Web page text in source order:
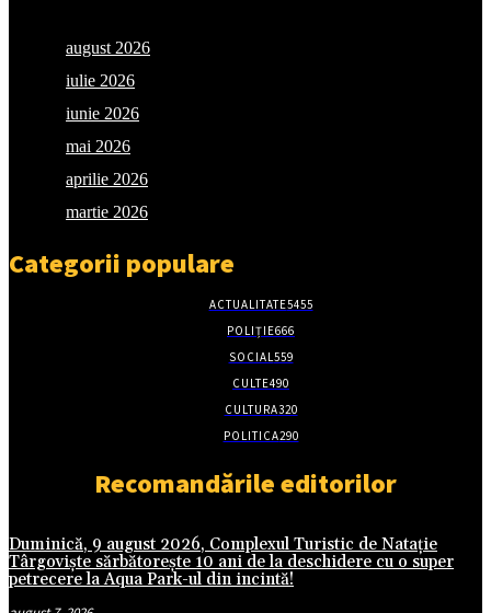
august 2026
iulie 2026
iunie 2026
mai 2026
aprilie 2026
martie 2026
Categorii populare
ACTUALITATE5455
POLIȚIE666
SOCIAL 559
CULTE490
CULTURA320
POLITICA290
Recomandările editorilor
Duminică, 9 august 2026, Complexul Turistic de Natație
Târgoviște sărbătorește 10 ani de la deschidere cu o super
petrecere la Aqua Park-ul din incintă!